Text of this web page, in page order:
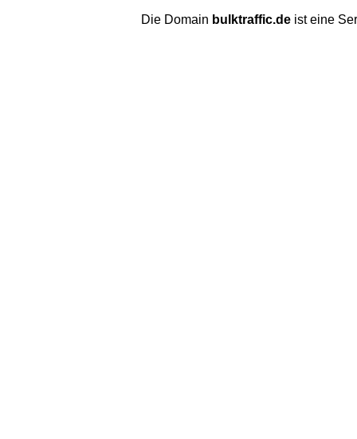
Die Domain bulktraffic.de ist eine